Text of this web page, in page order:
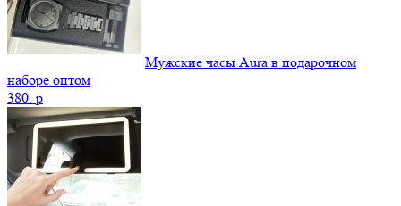
Мужские часы Aura в подарочном
наборе оптом
380. p